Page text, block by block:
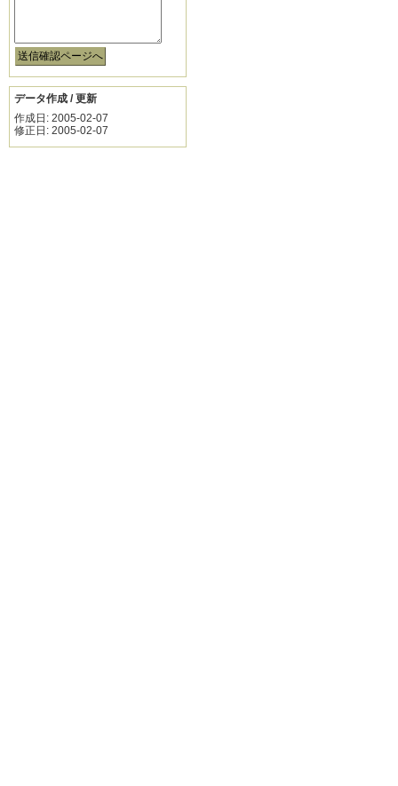
データ作成 / 更新
作成日: 2005-02-07
修正日: 2005-02-07